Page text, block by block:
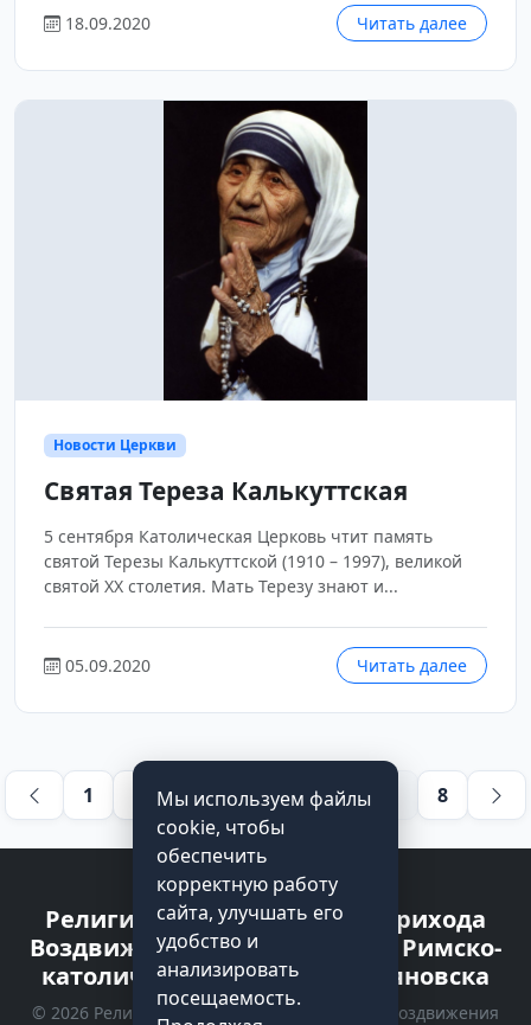
18.09.2020 Читать далее
Новости Церкви
Святая Тереза Калькуттская
5 сентября Католическая Церковь чтит память
святой Терезы Калькуттской (1910 – 1997), великой
святой XX столетия. Мать Терезу знают и...
05.09.2020 Читать далее
1 3 4 5 6 8
Религиозная организация прихода
Воздвижения Святого Креста Римско-
католической Церкви г. Ульяновска
© 2026 Религиозная организация прихода Воздвижения
Мы используем файлы
cookie, чтобы
обеспечить
корректную работу
сайта, улучшать его
удобство и
анализировать
посещаемость.